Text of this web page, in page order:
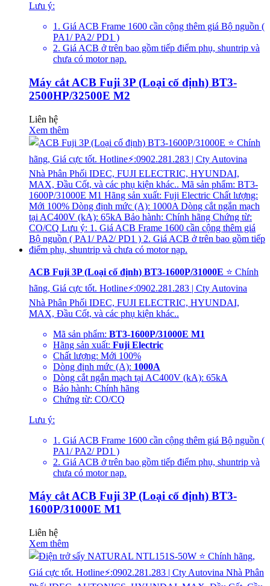
Lưu ý:
1. Giá ACB Frame 1600 cần cộng thêm giá Bộ nguồn (
PA1/ PA2/ PD1 )
2. Giá ACB ở trên bao gồm tiếp điểm phụ, shuntrip và
chưa có motor nạp.
Máy cắt ACB Fuji 3P (Loại cố định) BT3-
2500HP/32500E M2
Liên hệ
Xem thêm
ACB Fuji 3P (Loại cố định) BT3-1600P/31000E ⭐ Chính
hãng, Giá cực tốt. Hotline⚡:0902.281.283 | Cty Autovina
Nhà Phân Phối IDEC, FUJI ELECTRIC, HYUNDAI,
MAX, Đầu Cốt, và các phụ kiện khác..
Mã sản phẩm: BT3-1600P/31000E M1
Hãng sản xuất: Fuji Electric
Chất lượng: Mới 100%
Dòng định mức (A): 1000A
Dòng cắt ngắn mạch tại AC400V (kA): 65kA
Bảo hành: Chính hãng
Chứng từ: CO/CQ
Lưu ý:
1. Giá ACB Frame 1600 cần cộng thêm giá Bộ nguồn (
PA1/ PA2/ PD1 )
2. Giá ACB ở trên bao gồm tiếp điểm phụ, shuntrip và
chưa có motor nạp.
Máy cắt ACB Fuji 3P (Loại cố định) BT3-
1600P/31000E M1
Liên hệ
Xem thêm